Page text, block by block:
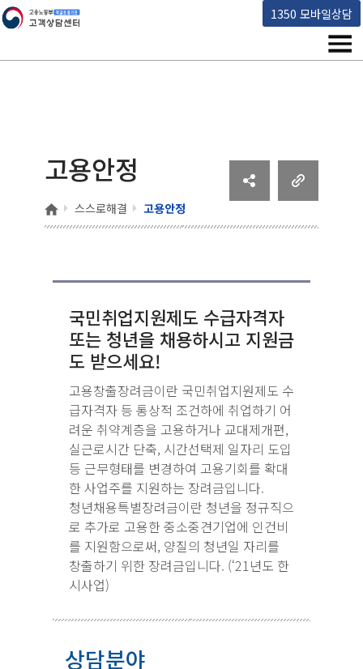
1350 모바일상담
고용노동부 책임운영기관 고객상담센터
메
고용안정
홈 스스로해결 고용안정
국민취업지원제도 수급자격자
또는 청년을 채용하시고 지원금
도 받으세요!
고용창출장려금이란 국민취업지원제도 수
급자격자 등 통상적 조건하에 취업하기 어
려운 취약계층을 고용하거나 교대제개편,
실근로시간 단축, 시간선택제 일자리 도입
등 근무형태를 변경하여 고용기회를 확대
한 사업주를 지원하는 장려금입니다.
청년채용특별장려금이란 청년을 정규직으
로 추가로 고용한 중소중견기업에 인건비
를 지원함으로써, 양질의 청년일 자리를
창출하기 위한 장려금입니다. (‘21년도 한
시사업)
상담분야